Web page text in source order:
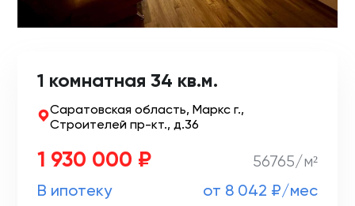
1 комнатная 34 кв.м.
Саратовская область, Маркс г.,
Строителей пр-кт., д.36
1 930 000 ₽ 56765/м²
В ипотеку от 8 042 ₽/мес